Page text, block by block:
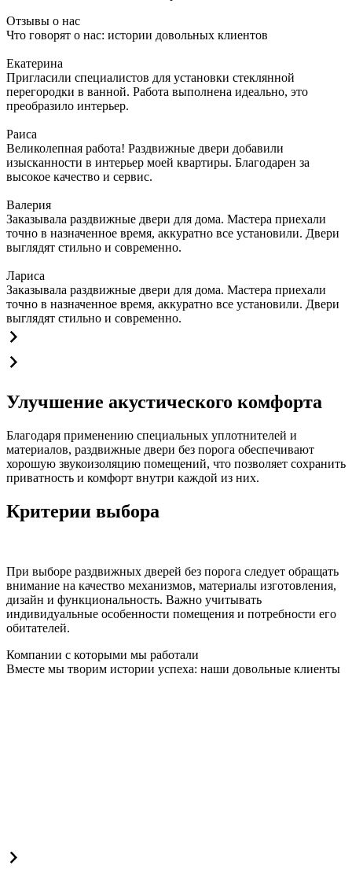
Отзывы о нас
Что говорят о нас: истории довольных клиентов
Екатерина
Пригласили специалистов для установки стеклянной
перегородки в ванной. Работа выполнена идеально, это
преобразило интерьер.
Раиса
Великолепная работа! Раздвижные двери добавили
изысканности в интерьер моей квартиры. Благодарен за
высокое качество и сервис.
Валерия
Заказывала раздвижные двери для дома. Мастера приехали
точно в назначенное время, аккуратно все установили. Двери
выглядят стильно и современно.
Лариса
Заказывала раздвижные двери для дома. Мастера приехали
точно в назначенное время, аккуратно все установили. Двери
выглядят стильно и современно.
Улучшение акустического комфорта
Благодаря применению специальных уплотнителей и
материалов, раздвижные двери без порога обеспечивают
хорошую звукоизоляцию помещений, что позволяет сохранить
приватность и комфорт внутри каждой из них.
Критерии выбора
При выборе раздвижных дверей без порога следует обращать
внимание на качество механизмов, материалы изготовления,
дизайн и функциональность. Важно учитывать
индивидуальные особенности помещения и потребности его
обитателей.
Компании с которыми мы работали
Вместе мы творим истории успеха: наши довольные клиенты